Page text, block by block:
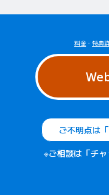
料金 ・ 特典
ご不明点は
※ご相談は「チャ